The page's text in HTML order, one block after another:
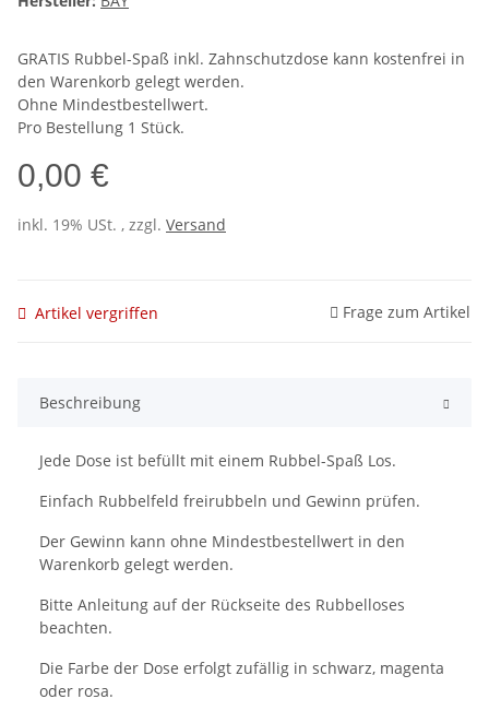
GRATIS Rubbel-Spaß inkl. Zahnschutzdose kann kostenfrei in
den Warenkorb gelegt werden.
Ohne Mindestbestellwert.
Pro Bestellung 1 Stück.
0,00 €
inkl. 19% USt. , zzgl. Versand
Artikel vergriffen Frage zum Artikel
Beschreibung
Jede Dose ist befüllt mit einem Rubbel-Spaß Los.
Einfach Rubbelfeld freirubbeln und Gewinn prüfen.
Der Gewinn kann ohne Mindestbestellwert in den
Warenkorb gelegt werden.
Bitte Anleitung auf der Rückseite des Rubbelloses
beachten.
Die Farbe der Dose erfolgt zufällig in schwarz, magenta
oder rosa.